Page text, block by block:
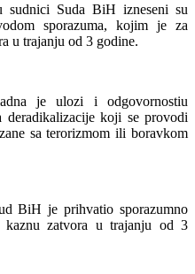
sudnici Suda BiH izneseni su
sporazuma, kojim je za
u trajanju od 3 godine.
je ulozi i odgovornostiu
deradikalizacije koji se provodi
sa terorizmom ili boravkom
BiH je prihvatio sporazumno
kaznu zatvora u trajanju od 3